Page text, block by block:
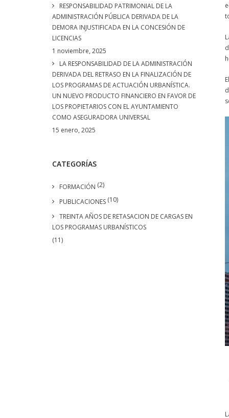
RESPONSABILIDAD PATRIMONIAL DE LA
ADMINISTRACIÓN PÚBLICA DERIVADA DE LA
DEMORA INJUSTIFICADA EN LA CONCESIÓN DE
LICENCIAS
1 noviembre, 2025
LA RESPONSABILIDAD DE LA ADMINISTRACIÓN
DERIVADA DEL RETRASO EN LA FINALIZACIÓN DE
LOS PROGRAMAS DE ACTUACIÓN URBANÍSTICA.
UN NUEVO PRODUCTO FINANCIERO EN FAVOR DE
LOS PROPIETARIOS CON EL AYUNTAMIENTO
COMO ASEGURADORA UNIVERSAL
15 enero, 2025
CATEGORÍAS
FORMACIÓN (2)
PUBLICACIONES (10)
TREINTA AÑOS DE RETASACION DE CARGAS EN
LOS PROGRAMAS URBANÍSTICOS
(11)